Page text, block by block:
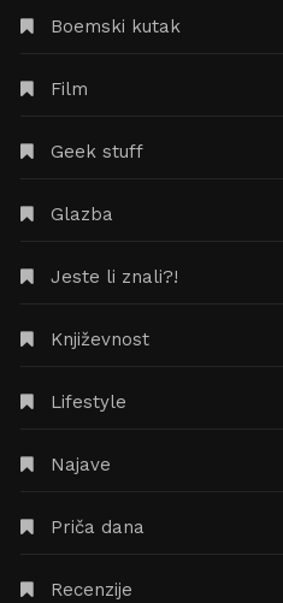
Boemski kutak
Film
Geek stuff
Glazba
Jeste li znali?!
Književnost
Lifestyle
Najave
Priča dana
Recenzije